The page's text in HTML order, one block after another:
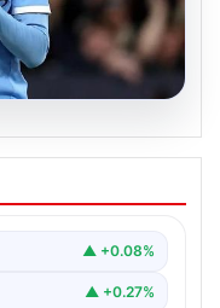
dev isim!
Tijjani
Transferle▲ +0.08%
▲ +0.27%